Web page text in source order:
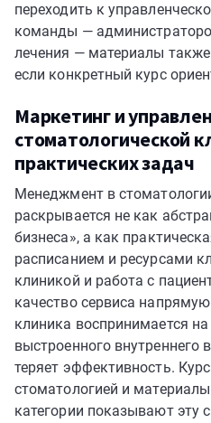
переходить к
команды —
лечения — материалы
если конкретный курс
Маркетинг и
стоматологической
практических задач
Менеджмент в
раскрывается не как
бизнеса», а как
расписанием и ресурсами
клиникой и работа с
качество сервиса
клиника воспринимается
выстроенного внутреннего
теряет эффективность.
стоматологией и
категории показывают эту